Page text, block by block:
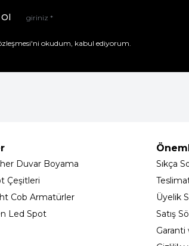
Ol
okudum, kabul ediyorum.
Duvar Boyama
Çeşitleri
Cob Armatürler
Led Spot
Sıkça
Üyelik
Satış
Garanti